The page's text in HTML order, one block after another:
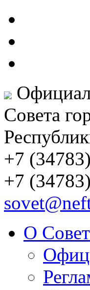
Совета
+7
+7
О